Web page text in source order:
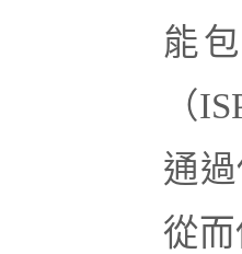
能
（
通
從